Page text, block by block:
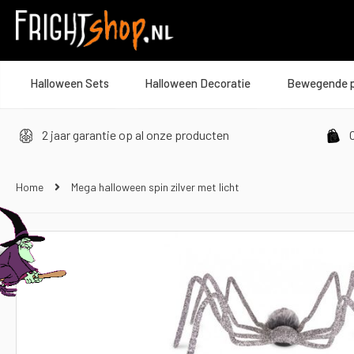
Halloween Sets Halloween Decoratie Bewegende
2 jaar garantie op al onze producten
Home Mega halloween spin zilver met licht
Ga
naar
het
einde